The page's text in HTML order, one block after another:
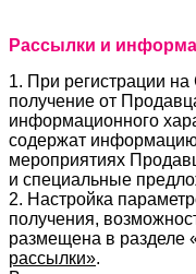
Рассылки и
1. При регистрации на
получение от
информационного
содержат информацию
мероприятиях
и специальные
2. Настройка
получения,
размещена в разделе
рассылки».